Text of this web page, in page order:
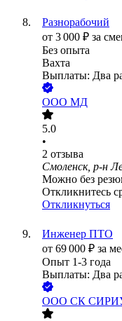
Разнорабочий
от 3 000 ₽ за
Без опыта
Вахта
Выплаты: Два
ООО МД
5.0
•
2 отзыва
Смоленск, р-н
Можно без
Откликнитесь
Откликнуться
Инженер ПТО
от 69 000 ₽ за
Опыт 1-3 года
Выплаты: Два
ООО СК